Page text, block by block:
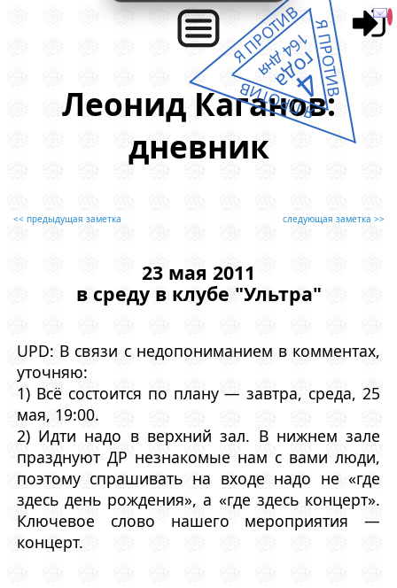
Леонид Каганов:
дневник
<< предыдущая заметка следующая заметка >>
23 мая 2011
в среду в клубе "Ультра"
UPD: В связи с недопониманием в комментах,
уточняю:
1) Всё состоится по плану — завтра, среда, 25
мая, 19:00.
2) Идти надо в верхний зал. В нижнем зале
празднуют ДР незнакомые нам с вами люди,
поэтому спрашивать на входе надо не «где
здесь день рождения», а «где здесь концерт».
Ключевое слово нашего мероприятия —
концерт.
Я ПРОТИВ
Я ПРОТИВ
Я ПРОТИВ
4
года
164 дня